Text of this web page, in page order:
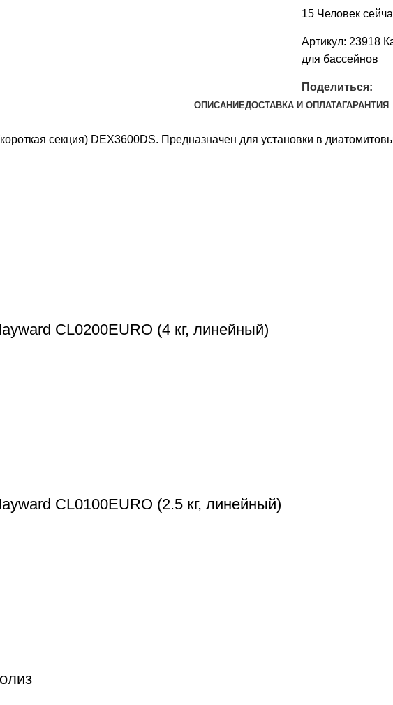
15 Человек
Артикул: 23918
для бассейнов
Поделиться:
ОПИСАНИЕДОСТАВКА И ОПЛАТАГАРАНТИЯ
секция) DEX3600DS. Предназначен для установки в
CL0200EURO (4 кг, линейный)
CL0100EURO (2.5 кг, линейный)